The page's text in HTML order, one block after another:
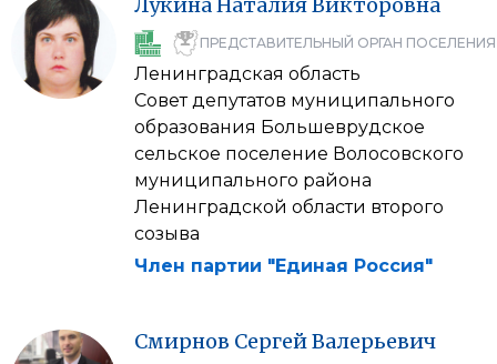
ПРЕДСТАВИТЕЛЬНЫЙ ОРГАН ПОСЕЛЕНИЯ
Ленинградская область
Совет депутатов муниципального
образования Большеврудское
сельское поселение Волосовского
муниципального района
Ленинградской области второго
созыва
Член партии "Единая Россия"
Смирнов СергейВалерьевич